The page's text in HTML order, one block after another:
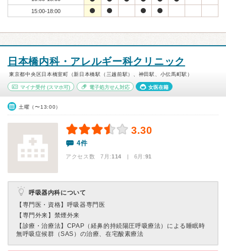
15:00-18:00
日本橋内科・アレルギー科クリニック
東京都中央区日本橋室町（新日本橋駅（三越前駅）、神田駅、小伝馬町駅）
マイナ受付 (スマホ可) 電子処方せん対応 女医在籍
土曜（〜13:00）
3.30
4件
アクセス数 7月:114 | 6月:91
呼吸器内科について
【専門医・資格】 呼吸器専門医
【専門外来】 禁煙外来
【診療・治療法】 CPAP（経鼻的持続陽圧呼吸療法）による睡眠時
無呼吸症候群（SAS）の治療、在宅酸素療法